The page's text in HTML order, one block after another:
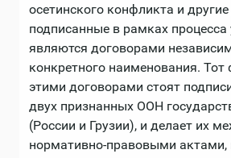
осетинского конфликта и
подписанные в рамках процесса
являются договорами
конкретного наименования. Тот
этими договорами стоят
двух признанных ООН
(России и Грузии), и делает их
нормативно-правовыми актами,